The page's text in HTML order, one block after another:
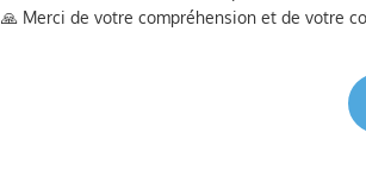
🙏 Merci de votre compréhension et de votre